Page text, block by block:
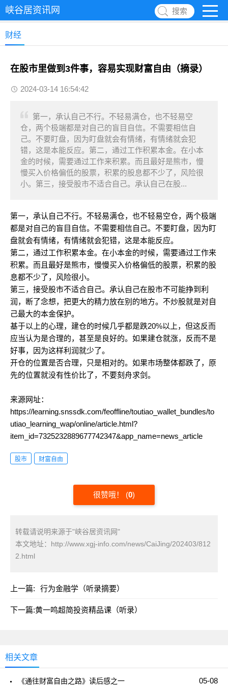
峡谷居资讯网 搜索
财经
在股市里做到3件事，容易实现财富自由（摘录）
2024-03-14 16:54:42
第一，承认自己不行。不轻易满仓，也不轻易空
仓，两个极端都是对自己的盲目自信。不需要相信自
己。不要盯盘，因为盯盘就会有情绪，有情绪就会犯
错，这是本能反应。第二，通过工作积累本金。在小本
金的时候，需要通过工作来积累。而且最好是熊市，慢
慢买入价格偏低的股票，积累的股息都不少了，风险很
小。第三，接受股市不适合自己。承认自己在股...
第一，承认自己不行。不轻易满仓，也不轻易空仓，两个极端
都是对自己的盲目自信。不需要相信自己。不要盯盘，因为盯
盘就会有情绪，有情绪就会犯错，这是本能反应。
第二，通过工作积累本金。在小本金的时候，需要通过工作来
积累。而且最好是熊市，慢慢买入价格偏低的股票，积累的股
息都不少了，风险很小。
第三，接受股市不适合自己。承认自己在股市不可能挣到利
润，断了念想，把更大的精力放在别的地方。不炒股就是对自
己最大的本金保护。
基于以上的心理，建仓的时候几乎都是跌20%以上，但这反而
应当认为是合理的，甚至是良好的。如果建仓就涨，反而不是
好事，因为这样利润就少了。
开仓的位置是否合理，只是相对的。如果市场整体都跌了，原
先的位置就没有性价比了，不要刻舟求剑。
来源网址：
https://learning.snssdk.com/feoffline/toutiao_wallet_bundles/to
utiao_learning_wap/online/article.html?
item_id=7325232889677742347&app_name=news_article
股市 财富自由
很赞哦！ (0)
转载请说明来源于"峡谷居资讯网"
本文地址： http://www.xgj-info.com/news/CaiJing/202403/812
2.html
上一篇: 行为金融学（听录摘要）
下一篇:黄一鸣超简投资精品课（听录）
相关文章
05-08
《通往财富自由之路》读后感之一